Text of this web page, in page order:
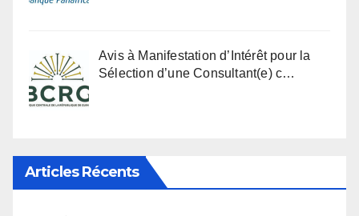
Avis à Manifestation d’Intérêt pour la
Sélection d’une Consultant(e) c…
Articles Récents